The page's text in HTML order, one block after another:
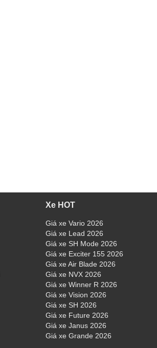
Xe HOT
Giá xe Vario 2026
Giá xe Lead 2026
Giá xe SH Mode 2026
Giá xe Exciter 155 2026
Giá xe Air Blade 2026
Giá xe NVX 2026
Giá xe Winner R 2026
Giá xe Vision 2026
Giá xe SH 2026
Giá xe Future 2026
Giá xe Janus 2026
Giá xe Grande 2026